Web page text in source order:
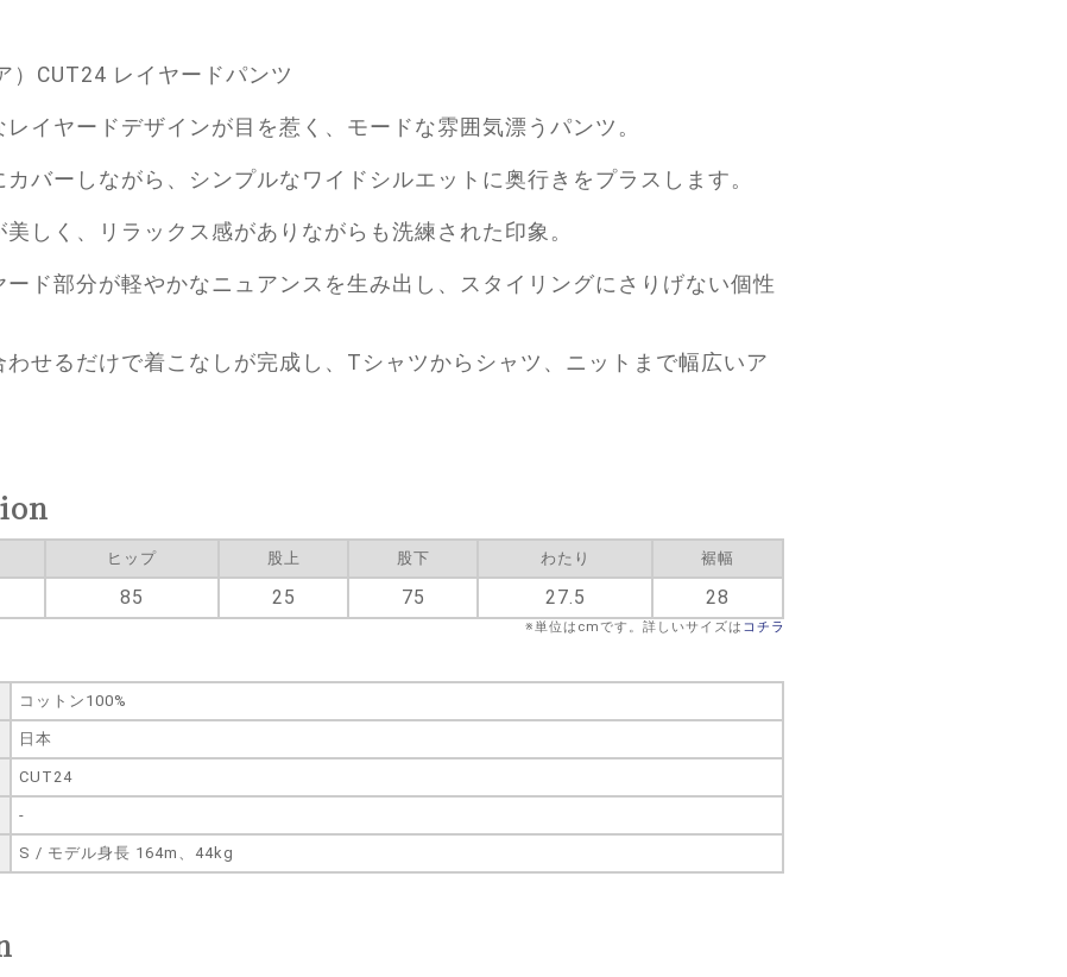
）CUT24 レイヤードパンツ
イヤードデザインが目を惹く、モードな雰囲気漂うパンツ。
バーしながら、シンプルなワイドシルエットに奥行きをプラスします。
しく、リラックス感がありながらも洗練された印象。
ド部分が軽やかなニュアンスを生み出し、スタイリングにさりげない個性
わせるだけで着こなしが完成し、Tシャツからシャツ、ニットまで幅広いア
ヒップ 股上 股下 わたり 裾幅
85 25 75 27.5 28
※単位はcmです。詳しいサイズは コチラ
コットン100%
日本
CUT24
-
S / モデル身長 164m、44kg